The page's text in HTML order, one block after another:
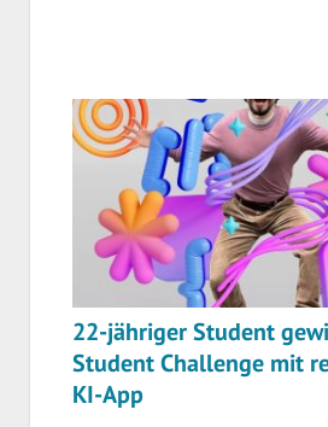
22-jähriger Student
Student Challenge mit
KI-App